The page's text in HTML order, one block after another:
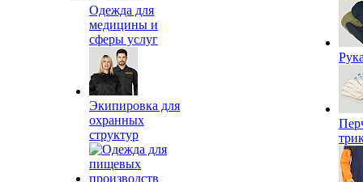
Одежда для
медицины и
сферы услуг
Экипировка для
охранных
структур